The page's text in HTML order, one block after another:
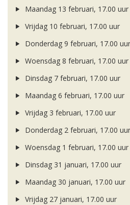
Maandag 13 februari, 17.00 uur
Vrijdag 10 februari, 17.00 uur
Donderdag 9 februari, 17.00 uur
Woensdag 8 februari, 17.00 uur
Dinsdag 7 februari, 17.00 uur
Maandag 6 februari, 17.00 uur
Vrijdag 3 februari, 17.00 uur
Donderdag 2 februari, 17.00 uur
Woensdag 1 februari, 17.00 uur
Dinsdag 31 januari, 17.00 uur
Maandag 30 januari, 17.00 uur
Vrijdag 27 januari, 17.00 uur